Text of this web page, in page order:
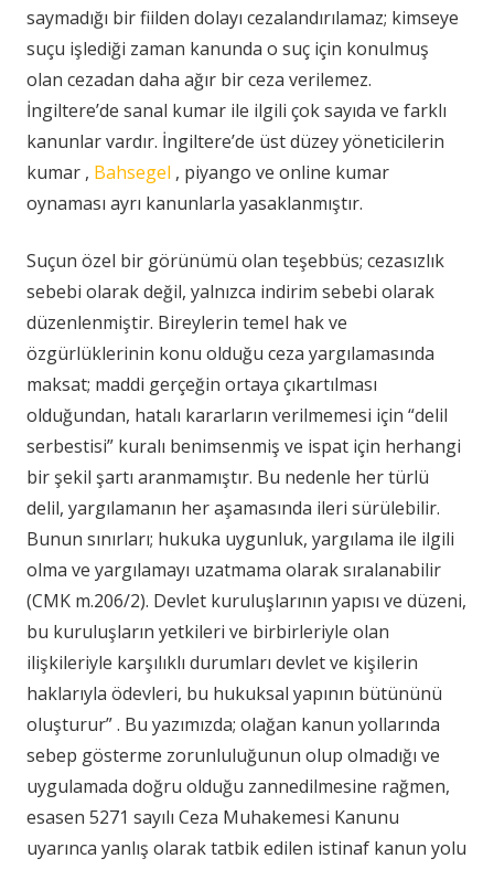
saymadığı bir fiilden dolayı cezalandırılamaz; kimseye
suçu işlediği zaman kanunda o suç için konulmuş
olan cezadan daha ağır bir ceza verilemez.
İngiltere’de sanal kumar ile ilgili çok sayıda ve farklı
kanunlar vardır. İngiltere’de üst düzey yöneticilerin
kumar , Bahsegel , piyango ve online kumar
oynaması ayrı kanunlarla yasaklanmıştır.
Suçun özel bir görünümü olan teşebbüs; cezasızlık
sebebi olarak değil, yalnızca indirim sebebi olarak
düzenlenmiştir. Bireylerin temel hak ve
özgürlüklerinin konu olduğu ceza yargılamasında
maksat; maddi gerçeğin ortaya çıkartılması
olduğundan, hatalı kararların verilmemesi için “delil
serbestisi” kuralı benimsenmiş ve ispat için herhangi
bir şekil şartı aranmamıştır. Bu nedenle her türlü
delil, yargılamanın her aşamasında ileri sürülebilir.
Bunun sınırları; hukuka uygunluk, yargılama ile ilgili
olma ve yargılamayı uzatmama olarak sıralanabilir
(CMK m.206/2). Devlet kuruluşlarının yapısı ve düzeni,
bu kuruluşların yetkileri ve birbirleriyle olan
ilişkileriyle karşılıklı durumları devlet ve kişilerin
haklarıyla ödevleri, bu hukuksal yapının bütününü
oluşturur” . Bu yazımızda; olağan kanun yollarında
sebep gösterme zorunluluğunun olup olmadığı ve
uygulamada doğru olduğu zannedilmesine rağmen,
esasen 5271 sayılı Ceza Muhakemesi Kanunu
uyarınca yanlış olarak tatbik edilen istinaf kanun yolu